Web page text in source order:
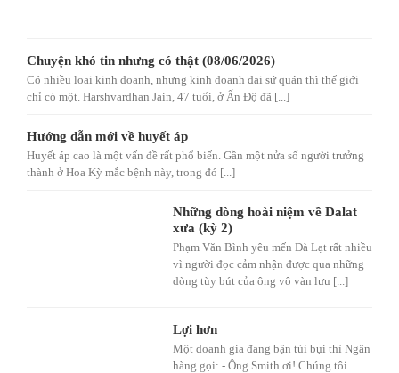
Chuyện khó tin nhưng có thật (08/06/2026)
Có nhiều loại kinh doanh, nhưng kinh doanh đại sứ quán thì thế giới
chỉ có một. Harshvardhan Jain, 47 tuổi, ở Ấn Độ đã [...]
Hướng dẫn mới về huyết áp
Huyết áp cao là một vấn đề rất phổ biến. Gần một nửa số người trưởng
thành ở Hoa Kỳ mắc bệnh này, trong đó [...]
Những dòng hoài niệm về Dalat
xưa (kỳ 2)
Phạm Văn Bình yêu mến Đà Lạt rất nhiều
vì người đọc cảm nhận được qua những
dòng tùy bút của ông vô vàn lưu [...]
Lợi hơn
Một doanh gia đang bận túi bụi thì Ngân
hàng gọi: - Ông Smith ơi! Chúng tôi